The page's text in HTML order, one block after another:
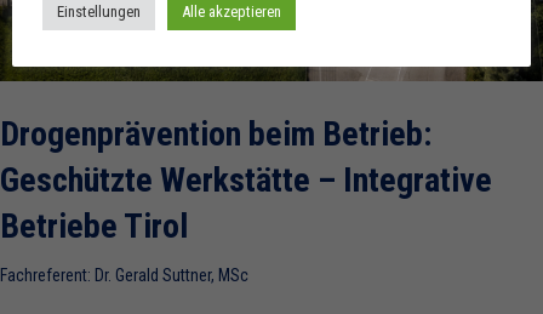
Drogenprävention beim Betrieb:
Geschützte Werkstätte – Integrative
Betriebe Tirol
Fachreferent: Dr. Gerald Suttner, MSc
Einstellungen Alle akzeptieren